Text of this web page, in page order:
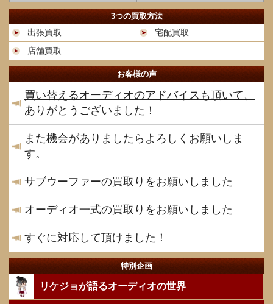
3つの買取方法
出張買取
宅配買取
店舗買取
お客様の声
買い替えるオーディオのアドバイスも頂いて、
ありがとうございました！
また機会がありましたらよろしくお願いしま
す。
サブウーファーの買取りをお願いしました
オーディオ一式の買取りをお願いしました
すぐに対応して頂けました！
特別企画
リケジョが語るオーディオの世界